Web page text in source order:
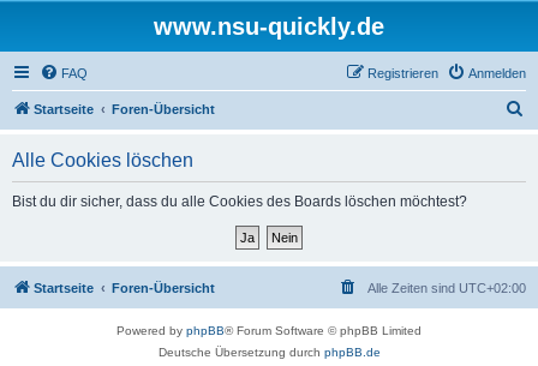
www.nsu-quickly.de
FAQ Anmelden
Registrieren
Startseite Foren-Übersicht
Alle Cookies löschen
Bist du dir sicher, dass du alle Cookies des Boards löschen möchtest?
Startseite Foren-Übersicht Alle Zeiten sind UTC+02:00
Powered by phpBB® Forum Software © phpBB Limited
Deutsche Übersetzung durch phpBB.de